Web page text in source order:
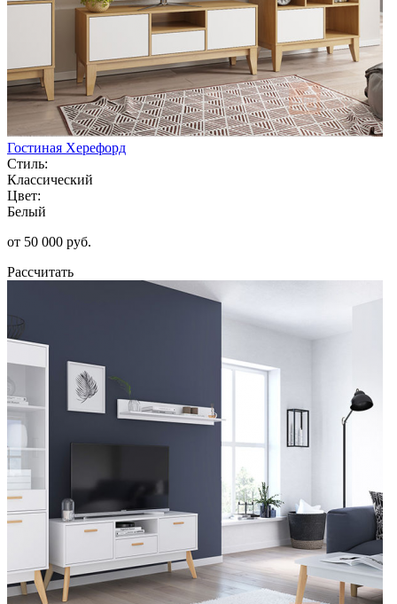
Гостиная Херефорд
Стиль:
Классический
Цвет:
Белый
от 50 000 руб.
Рассчитать